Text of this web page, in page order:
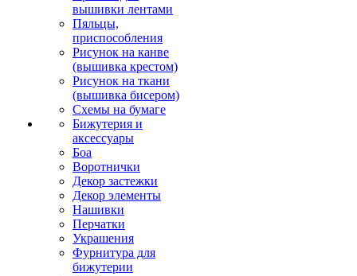
вышивки лентами
Пяльцы,
приспособления
Рисунок на канве
(вышивка крестом)
Рисунок на ткани
(вышивка бисером)
Схемы на бумаге
Бижутерия и
аксессуары
Боа
Воротнички
Декор застежки
Декор элементы
Нашивки
Перчатки
Украшения
Фурнитура для
бижутерии